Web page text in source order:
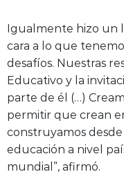
Igualmente hizo un
cara a lo que
desafíos. Nuestras
Educativo y la
parte de él (…)
permitir que crean
construyamos
educación a nivel
mundial”, afirmó.